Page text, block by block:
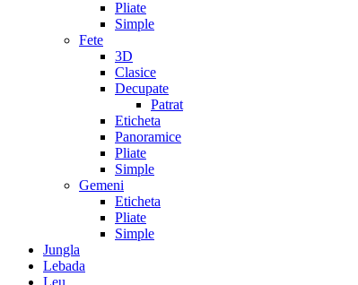
Pliate
Simple
Fete
3D
Clasice
Decupate
Patrat
Eticheta
Panoramice
Pliate
Simple
Gemeni
Eticheta
Pliate
Simple
Jungla
Lebada
Leu